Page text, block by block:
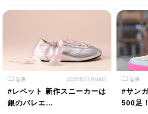
記事 2025年07月08日
#レペット 新作スニーカーは
銀のバレエ…
記事
#サン
500足